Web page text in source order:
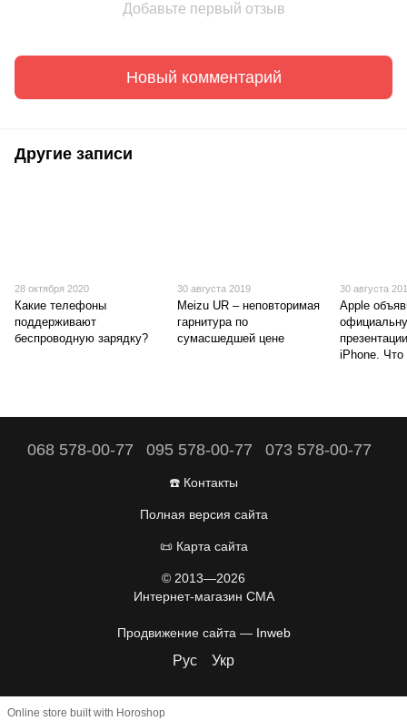
Добавьте первый отзыв
Новый комментарий
Другие записи
28 октября 2020
Какие телефоны
поддерживают
беспроводную зарядку?
30 августа 2019
Meizu UR – неповторимая
гарнитура по
сумасшедшей цене
30 августа
Apple
iPhone. Что
068 578-00-77 095 578-00-77 073 578-00-77
☎️ Контакты
Полная версия сайта
📜 Карта сайта
© 2013—2026
Интернет-магазин CMA
Продвижение сайта — Inweb
Рус Укр
Online store built with Horoshop